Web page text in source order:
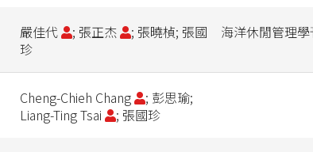
嚴佳代 ; 張正杰
; 張曉楨; 張國
珍
海洋休閒管理學
Cheng-Chieh Chang
; 彭思瑜;
Liang-Ting Tsai
; 張國珍